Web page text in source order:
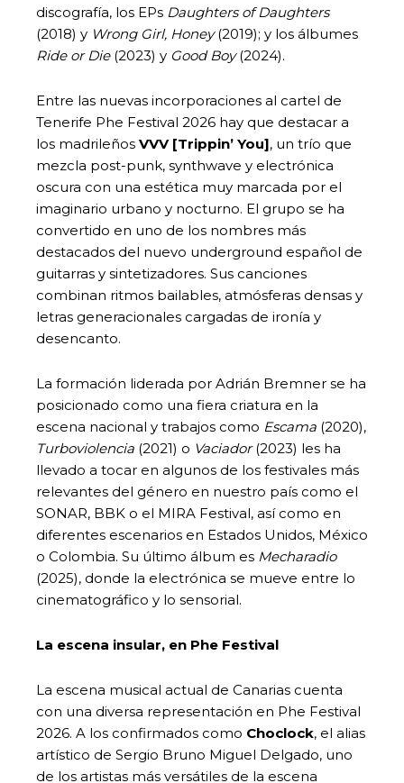
discografía, los EPs Daughters of Daughters
(2018) y Wrong Girl, Honey(2019); y los álbumes
Ride or Die(2023) y Good Boy(2024).
Entre las nuevas incorporaciones al cartel de
Tenerife Phe Festival 2026 hay que destacar a
los madrileños VVV [Trippin’ You], un trío que
mezcla post-punk, synthwave y electrónica
oscura con una estética muy marcada por el
imaginario urbano y nocturno. El grupo se ha
convertido en uno de los nombres más
destacados del nuevo underground español de
guitarras y sintetizadores. Sus canciones
combinan ritmos bailables, atmósferas densas y
letras generacionales cargadas de ironía y
desencanto.
La formación liderada por Adrián Bremner se ha
posicionado como una fiera criatura en la
escena nacional y trabajos como Escama (2020),
Turboviolencia (2021) o Vaciador(2023) les ha
llevado a tocar en algunos de los festivales más
relevantes del género en nuestro país como el
SONAR, BBK o el MIRA Festival, así como en
diferentes escenarios en Estados Unidos, México
o Colombia. Su último álbum es Mecharadio
(2025), donde la electrónica se mueve entre lo
cinematográfico y lo sensorial.
La escena insular, en Phe Festival
La escena musical actual de Canarias cuenta
con una diversa representación en Phe Festival
2026. A los confirmados como Choclock, el alias
artístico de Sergio Bruno Miguel Delgado, uno
de los artistas más versátiles de la escena